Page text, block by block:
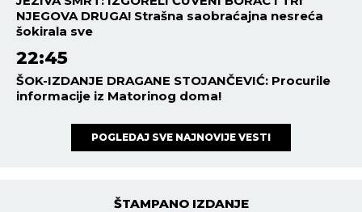
NJEGOVA DRUGA! Strašna saobraćajna nesreća
šokirala sve
22:45
ŠOK-IZDANJE DRAGANE STOJANČEVIĆ: Procurile
informacije iz Matorinog doma!
POGLEDAJ SVE NAJNOVIJE VESTI
ŠTAMPANO IZDANJE